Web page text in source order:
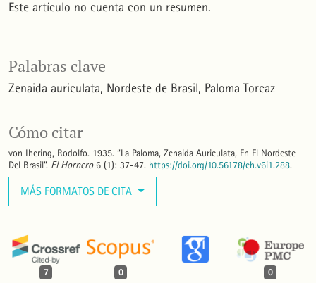
Palabras clave
Zenaida auriculata Nordeste de Brasil Paloma Torcaz
Cómo citar
von Ihering, Rodolfo. 1935. “La Paloma, Zenaida Auriculata, En El Nordeste
Del Brasil”. El Hornero6 (1): 37-47. https://doi.org/10.56178/eh.v6i1.288.
MÁS FORMATOS DE CITA
7 0 0
Este artículo no cuenta con un resumen.